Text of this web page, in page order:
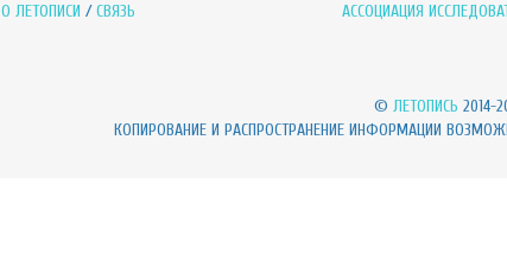
О ЛЕТОПИСИ /СВЯЗЬ АССОЦИАЦИЯ
© ЛЕТОПИСЬ 2014-
КОПИРОВАНИЕ И РАСПРОСТРАНЕНИЕ ИНФОРМАЦИИ